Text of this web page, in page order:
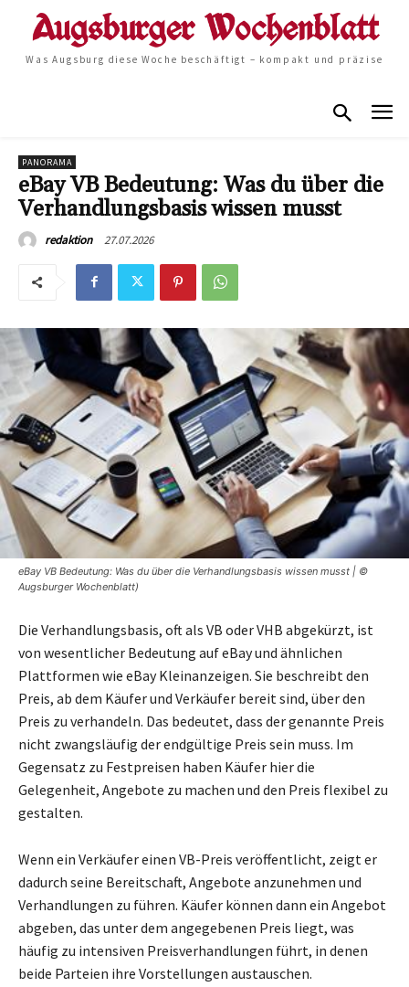
Was Augsburg diese Woche beschäftigt – kompakt und präzise
PANORAMA
eBay VB Bedeutung: Was du über die
Verhandlungsbasis wissen musst
redaktion 27.07.2026
eBay VB Bedeutung: Was du über die Verhandlungsbasis wissen musst | ©
Augsburger Wochenblatt)
Die Verhandlungsbasis, oft als VB oder VHB abgekürzt, ist
von wesentlicher Bedeutung auf eBay und ähnlichen
Plattformen wie eBay Kleinanzeigen. Sie beschreibt den
Preis, ab dem Käufer und Verkäufer bereit sind, über den
Preis zu verhandeln. Das bedeutet, dass der genannte Preis
nicht zwangsläufig der endgültige Preis sein muss. Im
Gegensatz zu Festpreisen haben Käufer hier die
Gelegenheit, Angebote zu machen und den Preis flexibel zu
gestalten.
Wenn ein Verkäufer einen VB-Preis veröffentlicht, zeigt er
dadurch seine Bereitschaft, Angebote anzunehmen und
Verhandlungen zu führen. Käufer können dann ein Angebot
abgeben, das unter dem angegebenen Preis liegt, was
häufig zu intensiven Preisverhandlungen führt, in denen
beide Parteien ihre Vorstellungen austauschen.